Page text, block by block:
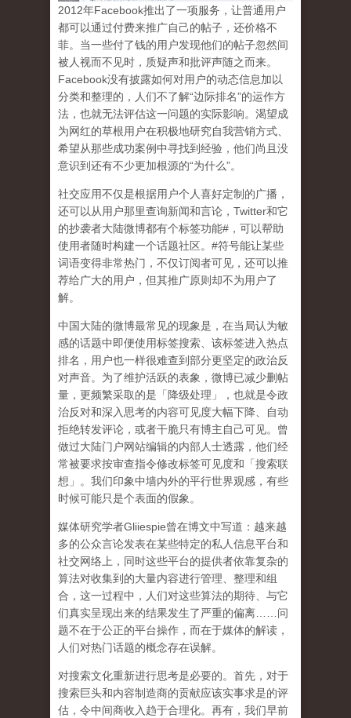
2012年Facebook推出了一项服务，让普通用户
都可以通过付费来推广自己的帖子，还价格不
菲。当一些付了钱的用户发现他们的帖子忽然间
被人视而不见时，质疑声和批评声随之而来。
Facebook没有披露如何对用户的动态信息加以
分类和整理的，人们不了解“边际排名”的运作方
法，也就无法评估这一问题的实际影响。渴望成
为网红的草根用户在积极地研究自我营销方式、
希望从那些成功案例中寻找到经验，他们尚且没
意识到 还有不少更加根源的“为什么”。
社交应用不仅是根据用户个人喜好定制的广播，
还可以从用户那里查询新闻和言论， Twitter和它
的抄袭者大陆微博都有个标签功能# ，可以帮助
使用者随时构建一个话题社区。 #符号能让某些
词语变得非常热门，不仅订阅者可见，还可以推
荐给广大的用户，但其推广原则却不为用户了
解。
中国大陆的微博最常见的现象是，在当局认为敏
感的话题中即便使用标签搜索、该标签进入热点
排名，用户也一样很难查到部分更坚定的政治反
对声音。为了维护活跃的表象，微博已减少删帖
量，更频繁采取的是「降级处理」，也就是令政
治反对和深入思考的内容可见度大幅下降、自动
拒绝转发评论，或者干脆只有博主自己可见。曾
做过大陆门户网站编辑的内部人士透露，他们经
常被要求按审查指令修改标签可见度和「搜索联
想」。 我们印象中墙内外的平行世界观感，有些
时候可能只是个表面的假象。
媒体研究学者Gliiespie曾在博文中写道：越来越
多的公众言论发表在某些特定的私人信息平台和
社交网络上，同时这些平台的提供者依靠复杂的
算法对收集到的大量内容进行管理、整理和组
合，这一过程中，人们对这些算法的期待、与它
们真实呈现出来的结果发生了严重的偏离
问
题不在于公正的平台操作，而在于媒体的解读，
人们对热门话题的概念存在误解。
对搜索文化重新进行思考是必要的。首先，对于
搜索巨头和内容制造商的贡献应该实事求是的评
估，令中间商收入趋于合理化。再有，我们早前